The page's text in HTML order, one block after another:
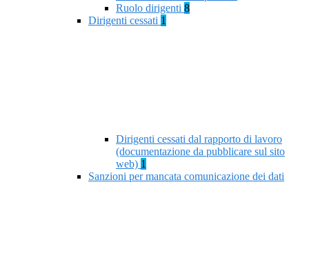
Ruolo dirigenti 8
Dirigenti cessati 1
Dirigenti cessati dal rapporto di lavoro
(documentazione da pubblicare sul sito
web) 1
Sanzioni per mancata comunicazione dei dati